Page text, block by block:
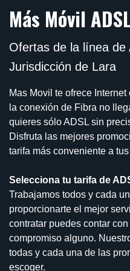
Más Móvil
Ofertas de la línea de
Jurisdicción de Lara
Mas Movil te ofrece
la conexión de Fibra no
quieres sólo ADSL sin
Disfruta las mejores
tarifa más conveniente a
Selecciona tu tarifa de
Trabajamos todos y cada
proporcionarte el mejor
contratar puedes contar
compromiso alguno.
todas y cada una de las
escoger.